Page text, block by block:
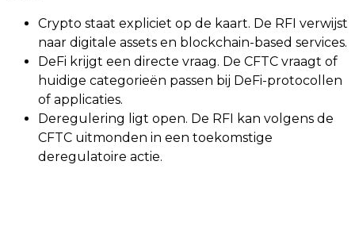
Crypto staat expliciet op de kaart. De RFI verwijst
naar digitale assets en blockchain-based services.
DeFi krijgt een directe vraag. De CFTC vraagt of
huidige categorieën passen bij DeFi-protocollen
of applicaties.
Deregulering ligt open. De RFI kan volgens de
CFTC uitmonden in een toekomstige
deregulatoire actie.